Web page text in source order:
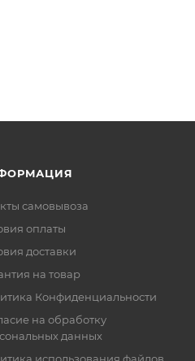
самовывоза
оплаты
доставки
на товар
Конфиденциальности
на обработку
данных